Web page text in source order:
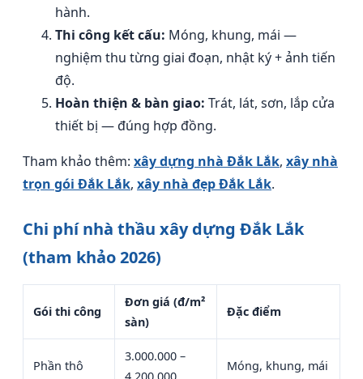
hành.
Thi công kết cấu: Móng, khung, mái —
nghiệm thu từng giai đoạn, nhật ký + ảnh tiến
độ.
Hoàn thiện & bàn giao: Trát, lát, sơn, lắp cửa
thiết bị — đúng hợp đồng.
Tham khảo thêm: xây dựng nhà Đắk Lắk, xây nhà
trọn gói Đắk Lắk, xây nhà đẹp Đắk Lắk.
Chi phí nhà thầu xây dựng Đắk Lắk
(tham khảo 2026)
Gói thi công
Đơn giá (đ/m²
sàn)
Đặc điểm
Phần thô
3.000.000 –
Móng, khung, mái